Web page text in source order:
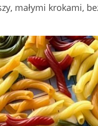
małymi krokami,